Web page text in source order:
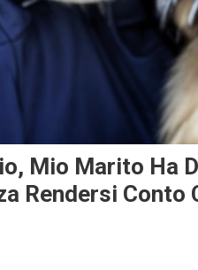
Mio Marito Ha
Rendersi